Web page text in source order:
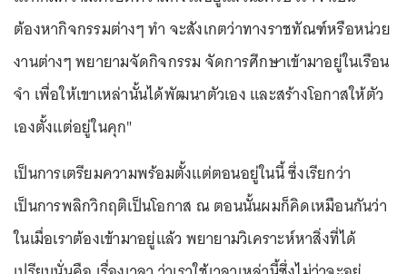
ต้องหากิจกรรมต่างๆ ทำ จะสังเกตว่าทางราชทัณฑ์หรือหน่วย
งานต่างๆ พยายามจัดกิจกรรม จัดการศึกษาเข้ามาอยู่ในเรือน
จำ เพื่อให้เขาเหล่านั้นได้พัฒนาตัวเอง และสร้างโอกาสให้ตัว
เองตั้งแต่อยู่ในคุก"
เป็นการเตรียมความพร้อมตั้งแต่ตอนอยู่ในนี้ ซึ่งเรียกว่า
เป็นการพลิกวิกฤติเป็นโอกาส ณ ตอนนั้นผมก็คิดเหมือนกันว่า
ในเมื่อเราต้องเข้ามาอยู่แล้ว พยายามวิเคราะห์หาสิ่งที่ได้